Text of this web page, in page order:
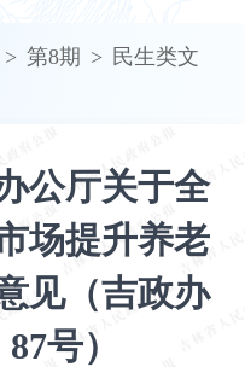
> 第8期 > 民生类文
公厅关于全
场提升养老
见（吉政办
号）